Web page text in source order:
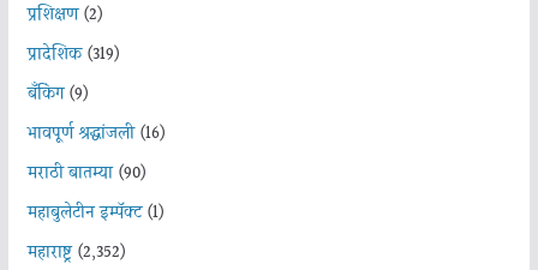
प्रशिक्षण(2)
प्रादेशिक(319)
बँकिंग(9)
भावपूर्ण श्रद्धांजली(16)
मराठी बातम्या(90)
महाबुलेटीन इम्पॅक्ट(1)
महाराष्ट्र(2,352)